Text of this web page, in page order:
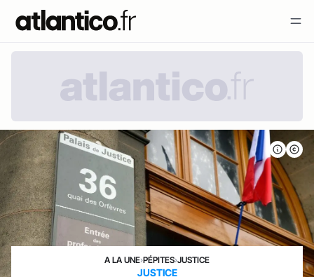
A LA UNE›PÉPITES›JUSTICE
JUSTICE